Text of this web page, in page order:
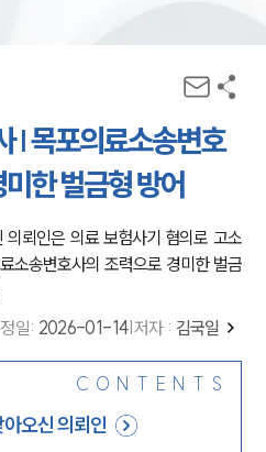
| 목포의료소송변호
한 벌금형 방어
뢰인은 의료 보험사기 혐의로 고소
소송변호사의 조력으로 경미한 벌금
일: 2026-01-14 저자 : 김국일
CONTENTS
오신 의뢰인